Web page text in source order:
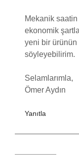
Mekanik saatin
ekonomik
yeni bir ürünün
söyleyebilirim.
Selamlarımla,
Ömer Aydın
Yanıtla